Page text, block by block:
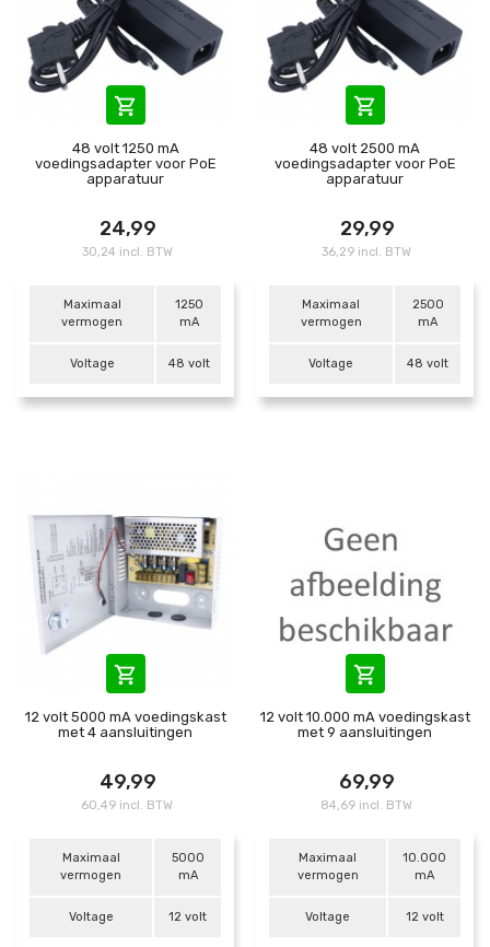

48 volt 1250 mA
voedingsadapter voor PoE
apparatuur
24,99
30,24 incl. BTW
Maximaal
vermogen
1250
mA
Voltage 48 volt

48 volt 2500 mA
voedingsadapter voor PoE
apparatuur
29,99
36,29 incl. BTW
Maximaal
vermogen
2500
mA
Voltage 48 volt

12 volt 5000 mA voedingskast
met 4 aansluitingen
49,99
60,49 incl. BTW
Maximaal
vermogen
5000
mA
Voltage 12 volt

12 volt 10.000 mA voedingskast
met 9 aansluitingen
69,99
84,69 incl. BTW
Maximaal
vermogen
10.000
mA
Voltage 12 volt